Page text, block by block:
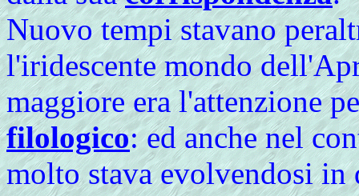
Nuovo tempi stavano
l'iridescente mondo
maggiore era l'attenzione
filologico: ed anche nel
molto stava evolvendosi in